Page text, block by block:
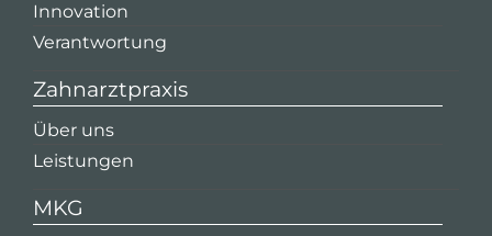
Innovation
Verantwortung
Zahnarztpraxis
Über uns
Leistungen
MKG